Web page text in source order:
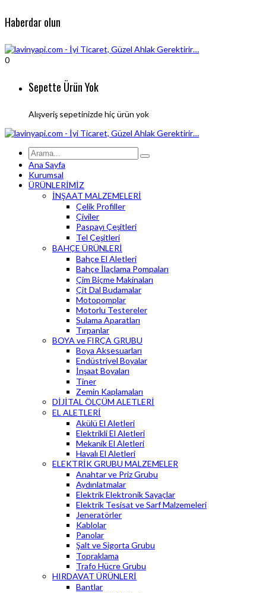
Haberdar olun
0
Sepette Ürün Yok
Alışveriş sepetinizde hiç ürün yok
Ana Sayfa
Kurumsal
ÜRÜNLERİMİZ
İNŞAAT MALZEMELERİ
Çelik Profiller
Çiviler
Paspayı Çeşitleri
Tel Çeşitleri
BAHÇE ÜRÜNLERİ
Bahçe El Aletleri
Bahçe İlaçlama Pompaları
Çim Biçme Makinaları
Çit Dal Budamalar
Motopomplar
Motorlu Testereler
Sulama Aparatları
Tırpanlar
BOYA ve FIRÇA GRUBU
Boya Aksesuarları
Endüstriyel Boyalar
İnşaat Boyaları
Tiner
Zemin Kaplamaları
DİJİTAL ÖLÇÜM ALETLERİ
EL ALETLERİ
Akülü El Aletleri
Elektrikli El Aletleri
Mekanik El Aletleri
Havalı El Aletleri
ELEKTRİK GRUBU MALZEMELER
Anahtar ve Priz Grubu
Aydınlatmalar
Elektrik Elektronik Sayaçlar
Elektrik Tesisat ve Sarf Malzemeleri
Jeneratörler
Kablolar
Panolar
Şalt ve Sigorta Grubu
Topraklama
Trafo Hücre Grubu
HIRDAVAT ÜRÜNLERİ
Bantlar